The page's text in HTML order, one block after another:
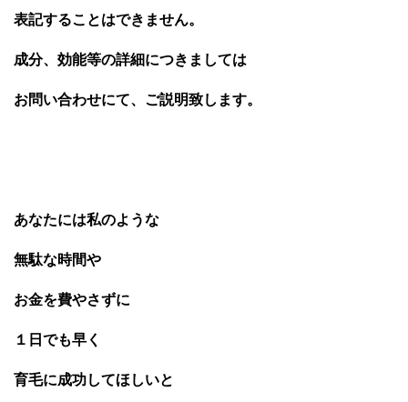
表記することはできません。
成分、効能等の詳細につきましては
お問い合わせにて、ご説明致します。
あなたには私のような
無駄な時間や
お金を費やさずに
１日でも早く
育毛に成功してほしいと